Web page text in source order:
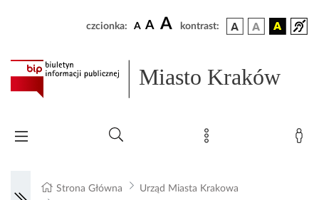
czcionka: A A A kontrast:
Miasto Kraków
Strona Główna
Urząd Miasta Krakowa